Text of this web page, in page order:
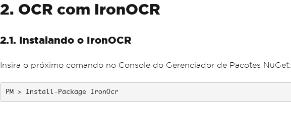
2. OCR com IronOCR
2.1. Instalando o IronOCR
Insira o próximo comando no Console do Gerenciador de Pacotes NuGet:
Install-Package IronOcr